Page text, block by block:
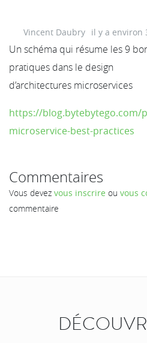
Vincent Daubry il y a environ
Un schéma qui résume les 9
pratiques dans le design
d’architectures microservices
https://blog.bytebytego.com/
microservice-best-practices
Commentaires
Vous devez vous inscrire ou vous
commentaire